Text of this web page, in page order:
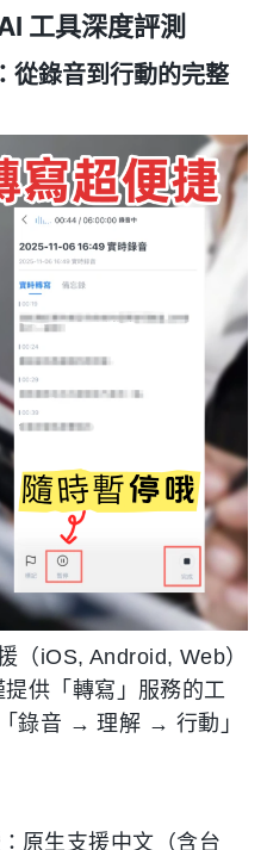
工具深度評測
從錄音到行動的完整
（iOS, Android, Web）
供「轉寫」服務的工
錄音 → 理解 → 行動」
：原生支援中文（含台